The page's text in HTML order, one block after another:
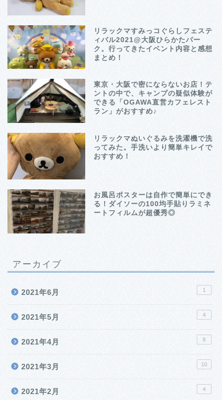
リラックマすみっコぐらしフェステ
ィバル2021@大阪ひらかたパー
ク。行ってきたイベント内容と感想
まとめ！
東京・大阪で密にならないお店！テ
ントの中で、キャンプの疑似体験が
できる「OGAWA直営カフェレスト
ラン」がおすすめ♪
リラックマぬいぐるみを洗濯機で洗
ってみた。手洗いより簡単キレイで
おすすめ！
お風呂ポスターは自作で簡単にでき
る！ダイソーの100均手貼りラミネ
ートフィルムが超優秀◎
アーカイブ
2021年6月 1
2021年5月 4
2021年4月 8
2021年3月 10
2021年2月 4